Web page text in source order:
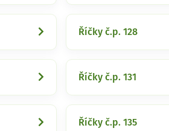
Říčky č.p. 128
Říčky č.p. 131
Říčky č.p. 135